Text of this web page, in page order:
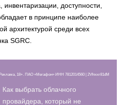
инвентаризации, доступности,
в принципе наиболее
архитектурой среди всех
SGRC.
18+. ПАО «Мегафон» ИНН 7812014560 | 2Vfnxxr81dM
Как выбрать облачного
провайдера, который не